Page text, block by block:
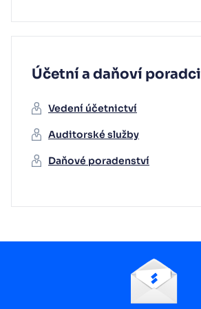
Účetní a daňoví poradci
Vedení účetnictví
Auditorské služby
Daňové poradenství